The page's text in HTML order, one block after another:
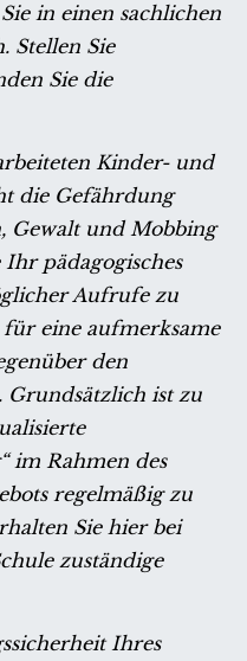
in einen sachlichen
Stellen Sie
Sie die
Kinder- und
die Gefährdung
Gewalt und Mobbing
pädagogisches
Aufrufe zu
eine aufmerksame
den
Grundsätzlich ist zu
im Rahmen des
regelmäßig zu
Sie hier bei
zuständige
Ihres